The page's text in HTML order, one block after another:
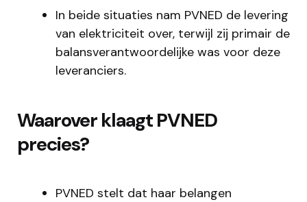
In beide situaties nam PVNED de levering
van elektriciteit over, terwijl zij primair de
balansverantwoordelijke was voor deze
leveranciers.
Waarover klaagt PVNED
precies?
PVNED stelt dat haar belangen